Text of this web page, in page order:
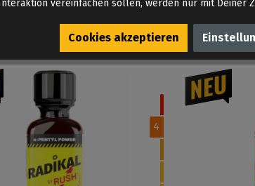
Menge:
4
vereinfachen sollen, werden nur mit Deiner
Cookies akzeptieren